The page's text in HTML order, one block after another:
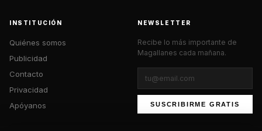
INSTITUCIÓN
Quiénes somos
Publicidad
Contacto
Privacidad
Apóyanos
NEWSLETTER
Recibe lo más importante de
Magallanes cada mañana.
SUSCRIBIRME GRATIS